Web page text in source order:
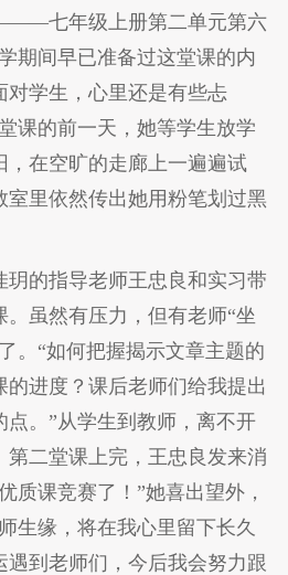
七年级上册第二单元第六
期间早已准备过这堂课的内
对学生，心里还是有些忐
课的前一天，她等学生放学
，在空旷的走廊上一遍遍试
室里依然传出她用粉笔划过黑
玥的指导老师王忠良和实习带
。虽然有压力，但有老师“坐
。“如何把握揭示文章主题的
的进度？课后老师们给我提出
点。”从学生到教师，离不开
第二堂课上完，王忠良发来消
质课竞赛了！”她喜出望外，
生缘，将在我心里留下长久
遇到老师们，今后我会努力跟